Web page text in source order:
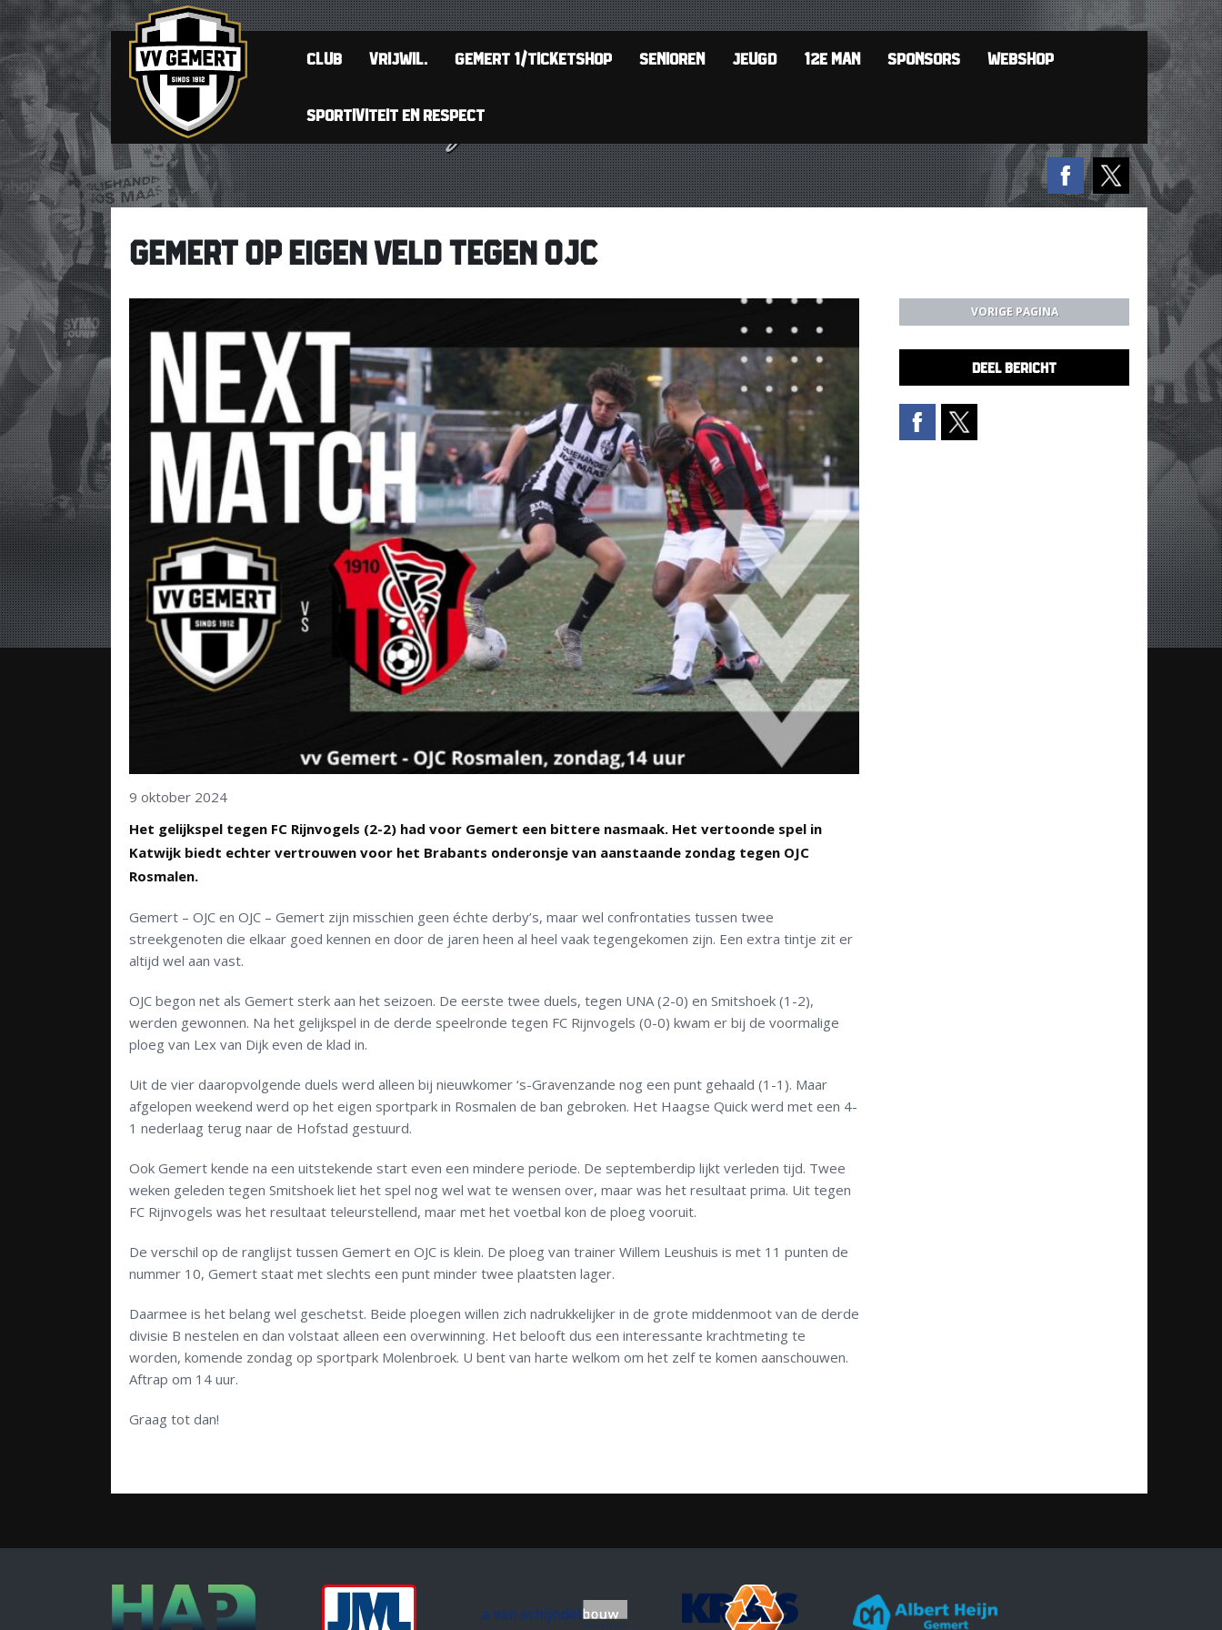
CLUB VRIJWIL. GEMERT 1/TICKETSHOP SENIOREN JEUGD 12E MAN SPONSORS WEBSHOP
SPORTIVITEIT EN RESPECT
GEMERT OP EIGEN VELD TEGEN OJC
9 oktober 2024
Het gelijkspel tegen FC Rijnvogels (2-2) had voor Gemert een bittere nasmaak. Het vertoonde spel in
Katwijk biedt echter vertrouwen voor het Brabants onderonsje van aanstaande zondag tegen OJC
Rosmalen.
Gemert – OJC en OJC – Gemert zijn misschien geen échte derby’s, maar wel confrontaties tussen twee
streekgenoten die elkaar goed kennen en door de jaren heen al heel vaak tegengekomen zijn. Een extra tintje zit er
altijd wel aan vast.
OJC begon net als Gemert sterk aan het seizoen. De eerste twee duels, tegen UNA (2-0) en Smitshoek (1-2),
werden gewonnen. Na het gelijkspel in de derde speelronde tegen FC Rijnvogels (0-0) kwam er bij de voormalige
ploeg van Lex van Dijk even de klad in.
Uit de vier daaropvolgende duels werd alleen bij nieuwkomer ‘s-Gravenzande nog een punt gehaald (1-1). Maar
afgelopen weekend werd op het eigen sportpark in Rosmalen de ban gebroken. Het Haagse Quick werd met een 4-
1 nederlaag terug naar de Hofstad gestuurd.
Ook Gemert kende na een uitstekende start even een mindere periode. De septemberdip lijkt verleden tijd. Twee
weken geleden tegen Smitshoek liet het spel nog wel wat te wensen over, maar was het resultaat prima. Uit tegen
FC Rijnvogels was het resultaat teleurstellend, maar met het voetbal kon de ploeg vooruit.
De verschil op de ranglijst tussen Gemert en OJC is klein. De ploeg van trainer Willem Leushuis is met 11 punten de
nummer 10, Gemert staat met slechts een punt minder twee plaatsten lager.
Daarmee is het belang wel geschetst. Beide ploegen willen zich nadrukkelijker in de grote middenmoot van de derde
divisie B nestelen en dan volstaat alleen een overwinning. Het belooft dus een interessante krachtmeting te
worden, komende zondag op sportpark Molenbroek. U bent van harte welkom om het zelf te komen aanschouwen.
Aftrap om 14 uur.
Graag tot dan!
VORIGE PAGINA
DEEL BERICHT